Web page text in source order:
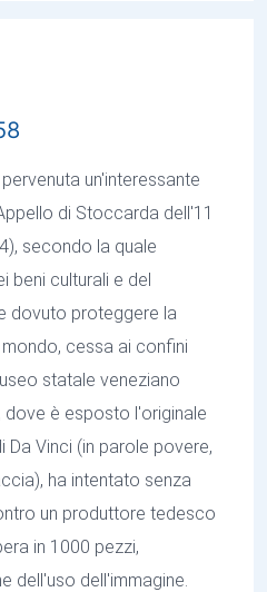
un'interessante
di Stoccarda dell'11
secondo la quale
beni culturali e del
dovuto proteggere la
cessa ai confini
statale veneziano
dove è esposto l'originale
Vinci (in parole povere,
ha intentato senza
un produttore tedesco
in 1000 pezzi,
dell'uso dell'immagine.